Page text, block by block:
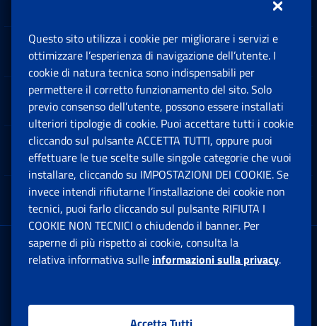
Sedi e Contatti
Software
Note Legali
App mobile
Sede Legale : Via Ciro il Grande, 21
00144 Roma
Questo sito utilizza i cookie per migliorare i servizi e
ottimizzare l’esperienza di navigazione dell’utente. I
cookie di natura tecnica sono indispensabili per
permettere il corretto funzionamento del sito. Solo
previo consenso dell’utente, possono essere installati
ulteriori tipologie di cookie. Puoi accettare tutti i cookie
cliccando sul pulsante ACCETTA TUTTI, oppure puoi
effettuare le tue scelte sulle singole categorie che vuoi
installare, cliccando su IMPOSTAZIONI DEI COOKIE. Se
invece intendi rifiutarne l’installazione dei cookie non
tecnici, puoi farlo cliccando sul pulsante RIFIUTA I
COOKIE NON TECNICI o chiudendo il banner. Per
saperne di più rispetto ai cookie, consulta la
relativa informativa sulle informazioni sulla privacy.